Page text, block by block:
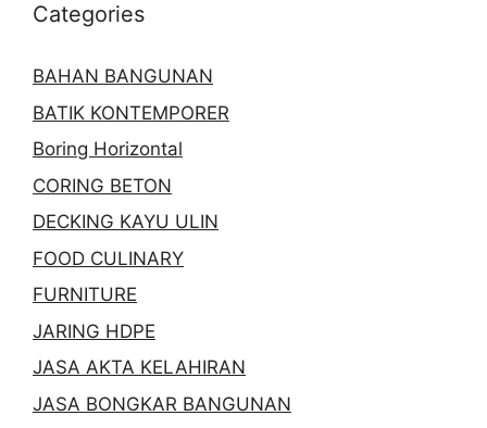
Categories
BAHAN BANGUNAN
BATIK KONTEMPORER
Boring Horizontal
CORING BETON
DECKING KAYU ULIN
FOOD CULINARY
FURNITURE
JARING HDPE
JASA AKTA KELAHIRAN
JASA BONGKAR BANGUNAN